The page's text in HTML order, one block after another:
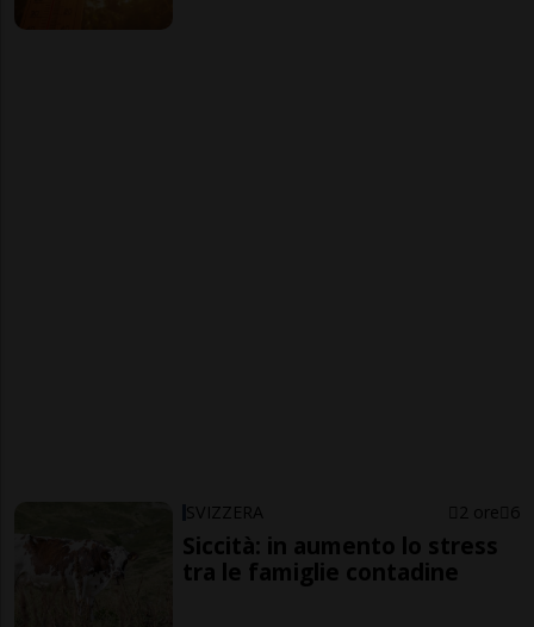
SVIZZERA 2 ore 6
Siccità: in aumento lo stress
tra le famiglie contadine